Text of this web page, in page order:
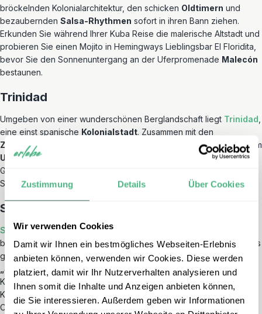
Zustimmung Details Über Cookies
Wir verwenden Cookies
Damit wir Ihnen ein bestmögliches Webseiten-Erlebnis
anbieten können, verwenden wir Cookies. Diese werden
platziert, damit wir Ihr Nutzerverhalten analysieren und
Ihnen somit die Inhalte und Anzeigen anbieten können,
die Sie interessieren. Außerdem geben wir Informationen
bröckelnden Kolonialarchitektur, den schicken Oldtimern und
bezaubernden Salsa-Rhythmen sofort in ihren Bann ziehen.
Erkunden Sie während Ihrer Kuba Reise die malerische Altstadt und
probieren Sie einen Mojito in Hemingways Lieblingsbar El Floridita,
bevor Sie den Sonnenuntergang an der Uferpromenade Malecón
bestaunen.
Trinidad
Umgeben von einer wunderschönen Berglandschaft liegt Trinidad
eine einst spanische Kolonialstadt. Zusammen mit den
Zuckerrohrplantagen
von Valle de los Ingenios zählt Trinidad zum
UNESCO Weltkulturerbe
. Die Stadt sprüht nur so voller
Gelassenheit und Lebensfreude: Auf den kopfsteingepflasterten
Straßen wird musiziert, getanzt und gelacht.
Santiago de Cuba
Santiago de Cuba, im Südosten Kubas gelegen, ist einer der
bedeutendsten kulturellen und geschichtlichen Orte des Landes. Es
gilt alsHerz des Karnevalsund als Wiege des kubanischen
„Son“. Zudem ist Santiago eng mit der historischen Revolution
Kubas verknüpft. Bestaunen Sie die eindrucksvolle
Kolonialarchitektur und die imposante und gut erhaltene Festung
Castillo de San Pedro de la Roca.